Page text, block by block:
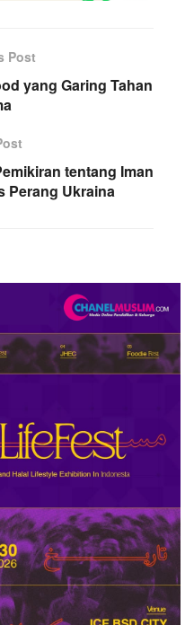
Post
yang Garing Tahan
tentang Iman
Perang Ukraina